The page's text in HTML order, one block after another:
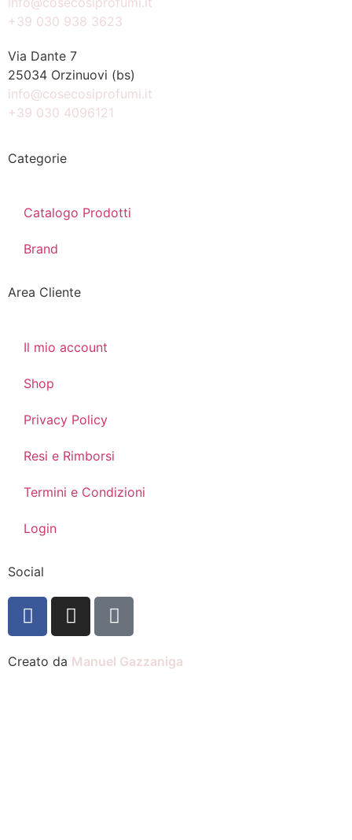
+39 030 938 3623
Via Dante 7
25034 Orzinuovi (bs)
info@cosecosiprofumi.it
+39 030 4096121
Categorie
Catalogo Prodotti
Brand
Area Cliente
Il mio account
Shop
Privacy Policy
Resi e Rimborsi
Termini e Condizioni
Login
Social
Creato da Manuel Gazzaniga